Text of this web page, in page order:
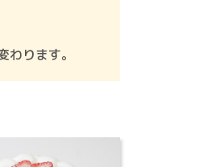
ります。